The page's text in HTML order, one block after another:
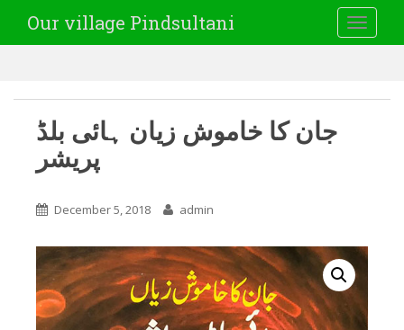
Our village Pindsultani
جان کا خاموش زیان ہائی بلڈ
پریشر
December 5, 2018 admin